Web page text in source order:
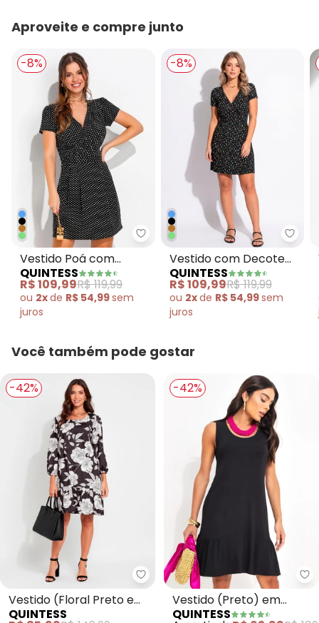
Aproveite e compre junto
-8%
Quintess - Vestido Poá com
Vestido Poá com
Decote Transpassado
QUINTESS
R$ 109,99R$ 119,99
ou 2xde R$ 54,99sem
juros
-8%
Vestido com Decote
Transpassado Floral
Preto
QUINTESS
R$ 109,99R$ 119,99
ou 2xde R$ 54,99sem
juros
Você também pode gostar
-42%
Quintess - Vestido (Floral
Vestido (Floral Preto e
Branco) em Malha Fria
QUINTESS
-42%
Vestido (Preto) em
Malha de Viscose com
QUINTESS